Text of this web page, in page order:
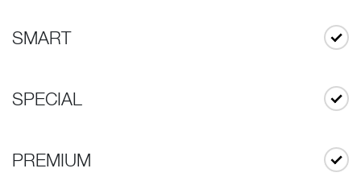
SMART
SPECIAL
PREMIUM